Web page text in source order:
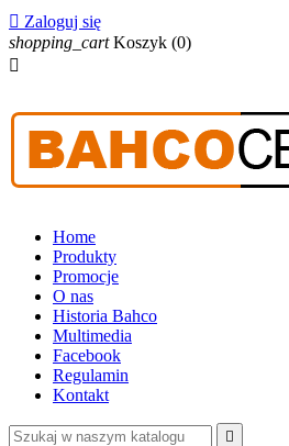
 Zaloguj się
shopping_cart Koszyk (0)

Home
Produkty
Promocje
O nas
Historia Bahco
Multimedia
Facebook
Regulamin
Kontakt
